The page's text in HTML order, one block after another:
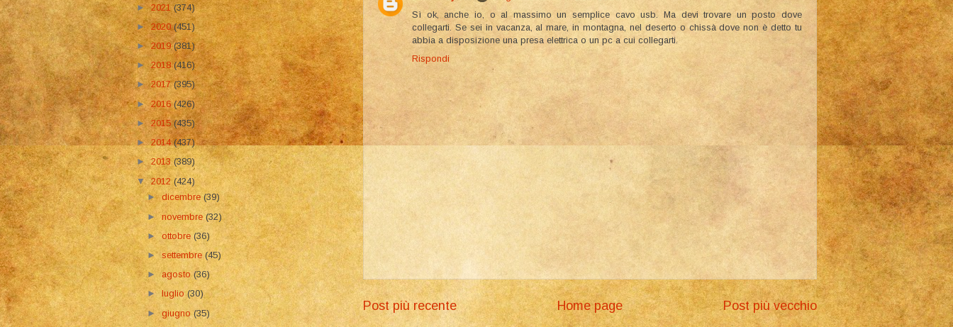
Sì ok, anche io, o al massimo un semplice cavo usb. Ma devi trovare un posto dove
collegarti. Se sei in vacanza, al mare, in montagna, nel deserto o chissà dove non è detto tu
abbia a disposizione una presa elettrica o un pc a cui collegarti.
Rispondi
Post più recente Post più vecchio
Home page
►2021(374)
►2020(451)
►2019(381)
►2018(416)
►2017(395)
►2016(426)
►2015(435)
►2014(437)
►2013(389)
▼2012(424)
►dicembre(39)
►novembre(32)
►ottobre(36)
►settembre(45)
►agosto(36)
►luglio(30)
►giugno(35)